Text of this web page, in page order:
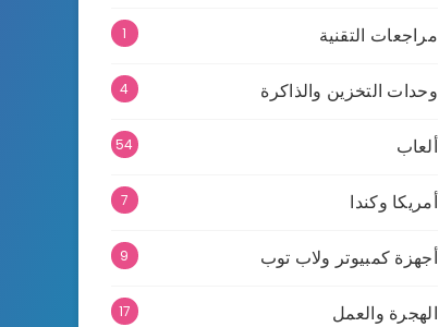
مراجعات التقنية 1
وحدات التخزين والذاكرة 4
ألعاب 54
أمريكا وكندا 7
أجهزة كمبيوتر ولاب توب 9
الهجرة والعمل 17